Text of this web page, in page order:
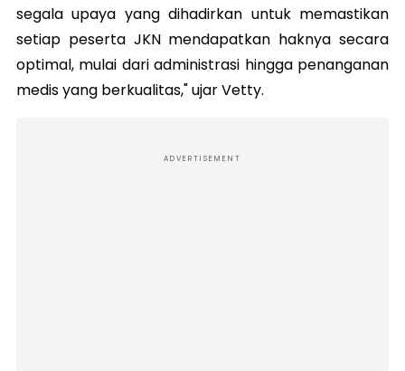
segala upaya yang dihadirkan untuk memastikan
setiap peserta JKN mendapatkan haknya secara
optimal, mulai dari administrasi hingga penanganan
medis yang berkualitas," ujar Vetty.
ADVERTISEMENT